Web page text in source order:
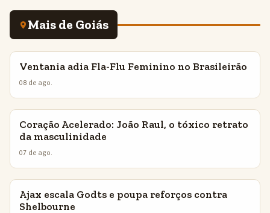
Mais de Goiás
INSIGHTS
Ventania adia Fla-Flu Feminino no Brasileirão
08 de ago.
INSIGHTS
Coração Acelerado: João Raul, o tóxico retrato
da masculinidade
07 de ago.
INSIGHTS
Ajax escala Godts e poupa reforços contra
Shelbourne